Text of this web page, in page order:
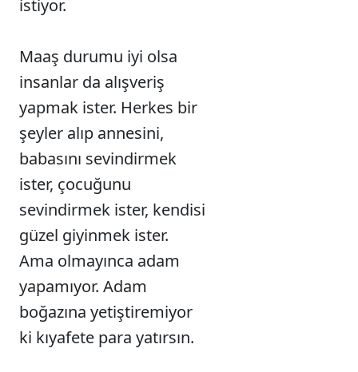
istiyor.
Maaş durumu iyi olsa
insanlar da alışveriş
yapmak ister. Herkes bir
şeyler alıp annesini,
babasını sevindirmek
ister, çocuğunu
sevindirmek ister, kendisi
güzel giyinmek ister.
Ama olmayınca adam
yapamıyor. Adam
boğazına yetiştiremiyor
ki kıyafete para yatırsın.